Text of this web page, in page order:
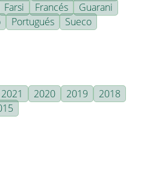
Farsi Francés
Guarani
Portugués
Sueco
2021 2020 2019
2018